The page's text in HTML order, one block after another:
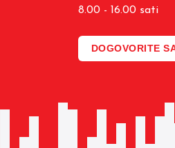
8.00 - 16.00 sati
DOGOVORITE